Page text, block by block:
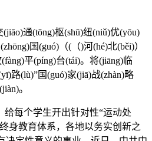
通(tōng)枢(shū)纽(niǔ)优(yōu)
国(guó)（(（)河(hé)北(běi)）
平(píng)台(tái)。将(jiāng)临
路(lù)”国(guó)家(jiā)战(zhàn)略
。
每个学生开出针对性“运动处
身教育体系，各地以务实创新之